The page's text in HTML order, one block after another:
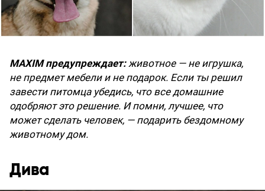
MAXIM предупреждает:животное — не игрушка,
не предмет мебели и не подарок. Если ты решил
завести питомца убедись, что все домашние
одобряют это решение. И помни, лучшее, что
может сделать человек, — подарить бездомному
животному дом.
Дива